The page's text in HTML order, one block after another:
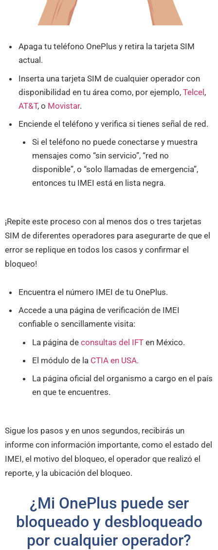
Apaga tu teléfono OnePlus y retira la tarjeta SIM
actual.
Inserta una tarjeta SIM de cualquier operador con
disponibilidad en tu área como, por ejemplo,Telcel,
AT&T, o Movistar.
Enciende el teléfono y verifica si tienes señal de red.
Si el teléfono no puede conectarse y muestra
mensajes como “sin servicio”, “red no
disponible”, o “solo llamadas de emergencia”,
entonces tu IMEI está en lista negra.
¡Repite este proceso con al menos dos o tres tarjetas
SIM de diferentes operadores para asegurarte de que el
error se replique en todos los casos y confirmar el
bloqueo!
Encuentra el número IMEI de tu OnePlus.
Accede a una página de verificación de IMEI
confiable o sencillamente visita:
La página deconsultas del IFT en México.
El módulo de la CTIA en USA.
La página oficial del organismo a cargo en el país
en que te encuentres.
Sigue los pasos y en unos segundos, recibirás un
informe con información importante, como el estado del
IMEI, el motivo del bloqueo, el operador que realizó el
reporte, y la ubicación del bloqueo.
¿Mi OnePlus puede ser
bloqueado y desbloqueado
por cualquier operador?